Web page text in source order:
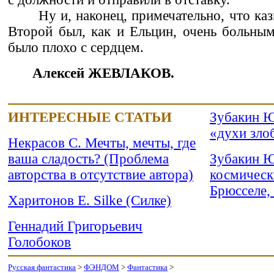
Ну и, наконец, примечательно, что
Второй был, как и Ельцин, очень
было плохо с сердцем.
Алексей ЖЕВЛАКОВ.
ИНТЕРЕСНЫЕ СТАТЬИ
Некрасов С. Мечты, мечты, где
ваша сладость? (Проблема
авторства в отсутствие автора)
Харитонов Е. Silke (Силке)
Геннадий Григорьевич
Голобоков
Зубакин
«духи
Зубакин
Брюсселе,
Русская фантастика > ФЭНДОМ > Фантастика >